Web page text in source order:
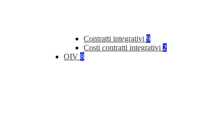
Contratti integrativi 9
Costi contratti integrativi 2
OIV 8